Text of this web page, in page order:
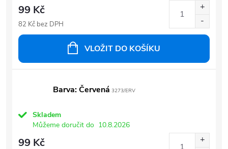
99 Kč
82 Kč bez DPH
VLOŽIT DO KOŠÍKU
Barva: Červená 3273/ERV
Skladem
Můžeme doručit do 10.8.2026
99 Kč